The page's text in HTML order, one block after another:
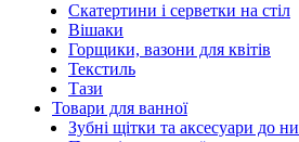
Скатертини і серветки на стіл
Вішаки
Горщики, вазони для квітів
Текстиль
Тази
Товари для ванної
Зубні щітки та аксесуари до